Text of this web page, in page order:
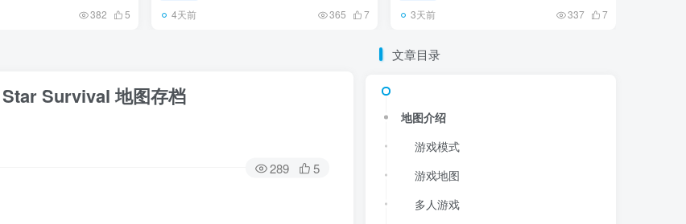
382 5 4天前 365 7 3天前 337 7
Survival 地图存档
289 5
文章目录
地图介绍
游戏模式
游戏地图
多人游戏